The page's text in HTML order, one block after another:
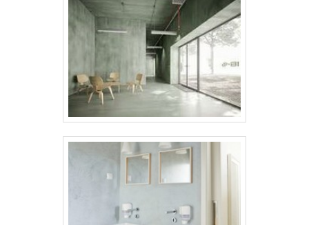
também é reconhecido por possuir boas
propriedades térmicas.Diferentes modelos
apresentados pela empresa Fosco; Brilhante;
Acetinado; Entre outrosSua grande
versatilidade permite a aplicação em inúmeros
substratos, tais como cerâmicas, gessos,
massa fina, drywall, MDF, entre muitos
prioridades da empresaA Tecnobeton é uma
instituição especializada em revestimentos
cimentícios, como o microcimento em modelo
marmorizado. A empresa não apenas
comercializa o microcimento marmorizado